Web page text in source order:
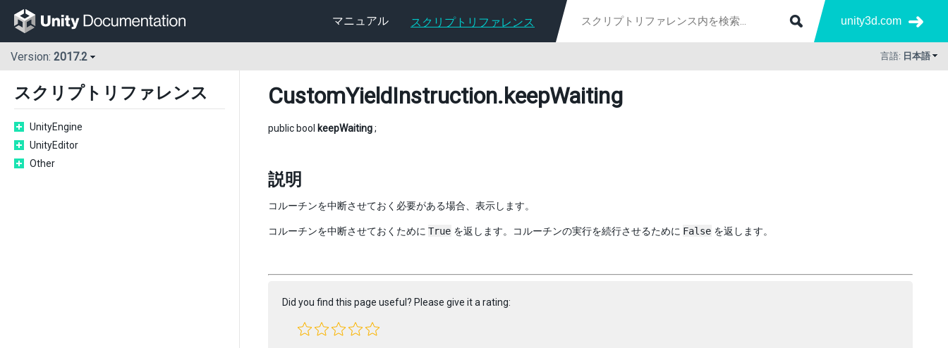
マニュアル スクリプトリファレンス unity3d.com
Version: 2017.2 言語: 日本語
スクリプトリファレンス
UnityEngine
UnityEditor
Other
CustomYieldInstruction.keepWaiting
public bool keepWaiting;
説明
コルーチンを中断させておく必要がある場合、表示します。
コルーチンを中断させておくために True を返します。コルーチンの実行を続行させるために False を返します。
Did you find this page useful? Please give it a rating: